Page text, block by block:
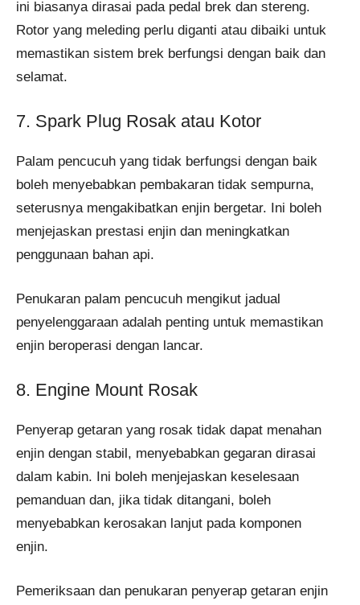
ini biasanya dirasai pada pedal brek dan stereng.
Rotor yang meleding perlu diganti atau dibaiki untuk
memastikan sistem brek berfungsi dengan baik dan
selamat.
7. Spark Plug Rosak atau Kotor
Palam pencucuh yang tidak berfungsi dengan baik
boleh menyebabkan pembakaran tidak sempurna,
seterusnya mengakibatkan enjin bergetar. Ini boleh
menjejaskan prestasi enjin dan meningkatkan
penggunaan bahan api.
Penukaran palam pencucuh mengikut jadual
penyelenggaraan adalah penting untuk memastikan
enjin beroperasi dengan lancar.
8. Engine Mount Rosak
Penyerap getaran yang rosak tidak dapat menahan
enjin dengan stabil, menyebabkan gegaran dirasai
dalam kabin. Ini boleh menjejaskan keselesaan
pemanduan dan, jika tidak ditangani, boleh
menyebabkan kerosakan lanjut pada komponen
enjin.
Pemeriksaan dan penukaran penyerap getaran enjin